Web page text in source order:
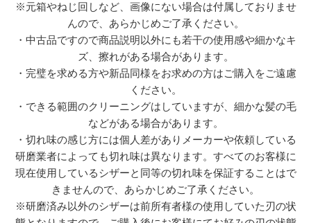
※元箱やねじ回しなど、画像にない場合は付属しておりませ
んので、あらかじめご了承ください。
・中古品ですので商品説明以外にも若干の使用感や細かなキ
ズ、擦れがある場合があります。
・完璧を求める方や新品同様をお求めの方はご購入をご遠慮
ください。
・できる範囲のクリーニングはしていますが、細かな髪の毛
などがある場合があります。
・切れ味の感じ方には個人差がありメーカーや依頼している
研磨業者によっても切れ味は異なります。すべてのお客様に
現在使用しているシザーと同等の切れ味を保証することはで
きませんので、あらかじめご了承ください。
※研磨済み以外のシザーは前所有者様の使用していた刃の状